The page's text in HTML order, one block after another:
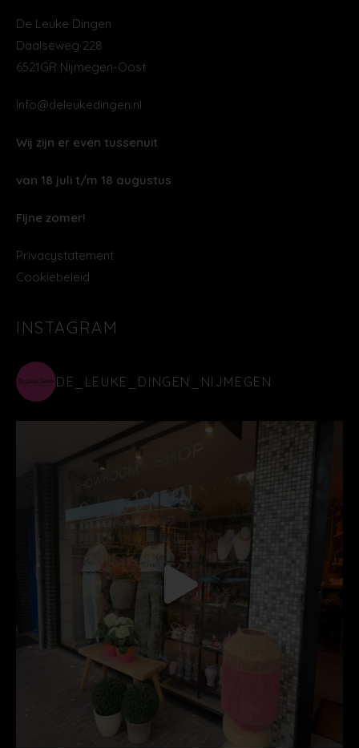
De Leuke Dingen
Daalseweg 228
6521GR Nijmegen-Oost
Info@deleukedingen.nl
Wij zijn er even tussenuit
van 18 juli t/m 18 augustus
Fijne zomer!
Privacystatement
Cookiebeleid
INSTAGRAM
DE_LEUKE_DINGEN_NIJMEGEN